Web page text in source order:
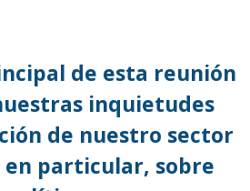
de esta reunión
inquietudes
de nuestro sector
particular, sobre